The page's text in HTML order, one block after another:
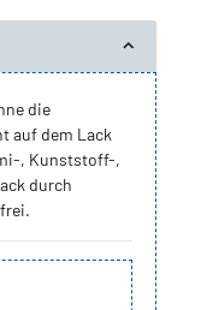
die
auf dem Lack
, Kunststoff-,
durch